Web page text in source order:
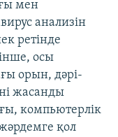
мен
анализін
ретінде
осы
орын, дәрі-
жасанды
компьютерлік
қол